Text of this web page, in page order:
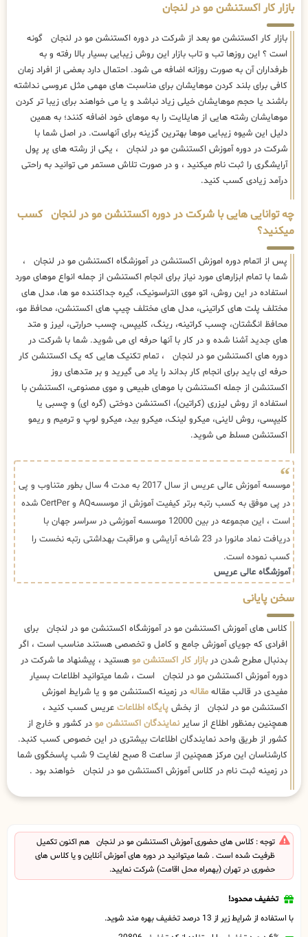
بازار کار اکستنشن مو در لنجان
بازار کار اکستنشن مو بعد از شرکت در دوره اکستنشن مو در لنجان گونه
است ؟ این روزها تب و تاب بازار این روش زیبایی بسیار بالا رفته و به
طرفداران آن به صورت روزانه اضافه می شود. احتمال دارد بعضی از افراد زمان
کافی برای بلند کردن موهایشان برای مناسبت های مهمی مثل عروسی نداشته
باشند یا حجم موهایشان خیلی زیاد نباشد و یا می خواهند برای زیبا تر کردن
موهایشان رشته هایی از هایلایت را به موهای خود اضافه کنند؛ به همین
دلیل این شیوه زیبایی موها بهترین گزینه برای آنهاست. در اصل شما با
شرکت در دوره آموزش اکستنشن مو در لنجان ، یکی از رشته های پر پول
آرایشگری را ثبت نام میکنید ، و در صورت تلاش مستمر می توانید به راحتی
درآمد زیادی کسب کنید.
چه توانایی هایی با شرکت در دوره اکستنشن مو در لنجان کسب
میکنید؟
پس از اتمام دوره اموزش اکستنشن در آموزشگاه اکستنشن مو در لنجان ،
شما با تمام ابزارهای مورد نیاز برای انجام اکستنشن از جمله انواع موهای مورد
استفاده در این روش، اتو موی التراسونیک، گیره جداکننده مو ها، مدل های
مختلف پلت های کراتینی، مدل های مختلف چیپ های اکستنشن، محافظ مو،
محافظ انگشتان، چسب کراتینه، رینگ، کلیپس، چسب حرارتی، لیرز و متد
های جدید آشنا شده و در کار با آنها حرفه ای می شوید. شما با شرکت در
دوره های اکستنشن مو در لنجان ، تمام تکنیک هایی که یک اکستنشن کار
حرفه ای باید برای انجام کار بداند را یاد می گیرید و بر متدهای روز
اکستنشن از جمله اکستنشن با موهای طبیعی و موی مصنوعی، اکستنشن با
استفاده از روش لیزری (کراتین)، اکستنشن دوختی (گره ای) و چسبی یا
کلیپسی، روش لاینی، میکرو لینک، میکرو بید، میکرو لوپ و ترمیم و ریمو
اکستنشن مسلط می شوید.
موسسه آموزش عالی عریس از سال 2017 به مدت 4 سال بطور متناوب و پی
در پی موفق به کسب رتبه برتر کیفیت آموزش از موسسهAQ و CertPer شده
است ، این مجموعه در بین 12000 موسسه آموزشی در سراسر جهان با
دریافت نماد مانورا در 23 شاخه آرایشی و مراقبت بهداشتی رتبه نخست را
کسب نموده است.
آموزشگاه عالی عریس
سخن پایانی
کلاس های آموزش اکستنشن مو در آموزشگاه اکستنشن مو در لنجان برای
افرادی که جویای آموزش جامع و کامل و تخصصی هستند مناسب است ، اگر
بدنبال مطرح شدن دربازار کار اکستنشن مو هستید ، پیشنهاد ما شرکت در
دوره آموزش اکستنشن مو در لنجان است ، شما میتوانید اطلاعات بسیار
مفیدی در قالب مقاله مقاله در زمینه اکستنشن مو و یا شرایط اموزش
اکستنشن مو در لنجان از بخش پایگاه اطلاعات عریس کسب کنید ،
همچنین بمنظور اطلاع از سایرنمایندگان اکستنشن مو در کشور و خارج از
کشور از طریق واحد نمایندگان اطلاعات بیشتری در این خصوص کسب کنبد.
کارشناسان این مرکز همچنین از ساعت 8 صبح لغایت 9 شب پاسخگوی شما
در زمینه ثبت نام در کلاس آموزش اکستنشن مو در لنجان خواهند بود .
توجه : کلاس های حضوری آموزش اکستنشن مو در لنجان هم اکنون تکمیل
ظرفیت شده است . شما میتوانید در دوره های آموزش آنلاین و یا کلاس های
حضوری در تهران (بهمراه محل اقامت) شرکت نمایید.
تخفیف محدود!
با استفاده از شرایط زیر از 13 درصد تخفیف بهره مند شوید.